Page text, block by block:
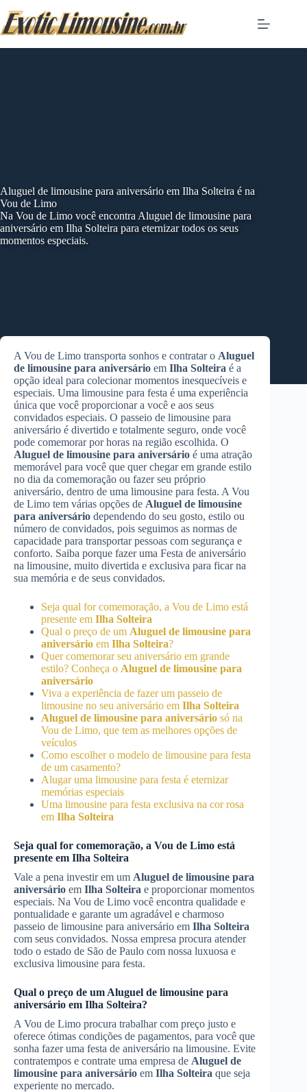
to
content
Aluguel de limousine para aniversário em Ilha Solteira é na
Vou de Limo
Na Vou de Limo você encontra Aluguel de limousine para
aniversário em Ilha Solteira para eternizar todos os seus
momentos especiais.
A Vou de Limo transporta sonhos e contratar o Aluguel
de limousine para aniversário em Ilha Solteira é a
opção ideal para colecionar momentos inesquecíveis e
especiais. Uma limousine para festa é uma experiência
única que você proporcionar a você e aos seus
convidados especiais. O passeio de limousine para
aniversário é divertido e totalmente seguro, onde você
pode comemorar por horas na região escolhida. O
Aluguel de limousine para aniversário é uma atração
memorável para você que quer chegar em grande estilo
no dia da comemoração ou fazer seu próprio
aniversário, dentro de uma limousine para festa. A Vou
de Limo tem várias opções de Aluguel de limousine
para aniversário dependendo do seu gosto, estilo ou
número de convidados, pois seguimos as normas de
capacidade para transportar pessoas com segurança e
conforto. Saiba porque fazer uma Festa de aniversário
na limousine, muito divertida e exclusiva para ficar na
sua memória e de seus convidados.
Seja qual for comemoração, a Vou de Limo está
presente em Ilha Solteira
Qual o preço de um Aluguel de limousine para
aniversário em Ilha Solteira?
Quer comemorar seu aniversário em grande
estilo? Conheça o Aluguel de limousine para
aniversário
Viva a experiência de fazer um passeio de
limousine no seu aniversário em Ilha Solteira
Aluguel de limousine para aniversário só na
Vou de Limo, que tem as melhores opções de
veículos
Como escolher o modelo de limousine para festa
de um casamento?
Alugar uma limousine para festa é eternizar
memórias especiais
Uma limousine para festa exclusiva na cor rosa
em Ilha Solteira
Seja qual for comemoração, a Vou de Limo está
presente em Ilha Solteira
Vale a pena investir em um Aluguel de limousine para
aniversário em Ilha Solteira e proporcionar momentos
especiais. Na Vou de Limo você encontra qualidade e
pontualidade e garante um agradável e charmoso
passeio de limousine para aniversário em Ilha Solteira
com seus convidados. Nossa empresa procura atender
todo o estado de São de Paulo com nossa luxuosa e
exclusiva limousine para festa.
Qual o preço de um Aluguel de limousine para
aniversário em Ilha Solteira?
A Vou de Limo procura trabalhar com preço justo e
oferece ótimas condições de pagamentos, para você que
sonha fazer uma festa de aniversário na limousine. Evite
contratempos e contrate uma empresa de Aluguel de
limousine para aniversário em Ilha Solteira que seja
experiente no mercado.